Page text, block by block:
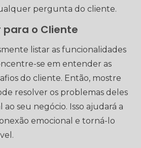
pergunta do cliente.
para o Cliente
listar as funcionalidades
se em entender as
do cliente. Então, mostre
resolver os problemas deles
seu negócio. Isso ajudará a
emocional e torná-lo